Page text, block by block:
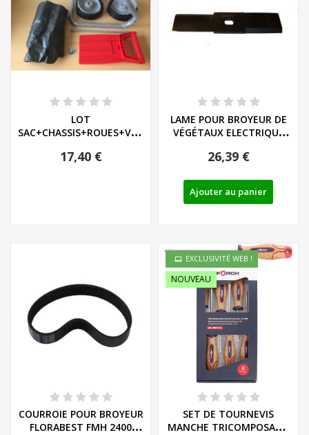
LOT
SAC+CHASSIS+ROUES+VISSERIE+SYSTEME
17,40 €
LAME POUR BROYEUR DE
VÉGÉTAUX ELECTRIQUE
26,39 €
Ajouter au panier
COURROIE POUR BROYEUR
FLORABEST FMH 2400
EXCLUSIVITÉ WEB !
NOUVEAU
SET DE TOURNEVIS
MANCHE TRICOMPOSANT